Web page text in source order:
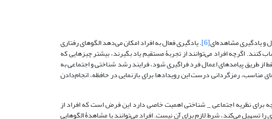
[6] . یادگیری فعال به افراد امکان می‌دهد الگوهای رفتاری
کنند. اگرچه افراد می‌توانند از تجربۀ مستقیم یاد بگیرند، بیشتر چیزهایی که
طریق پیامدهای اعمال فرد فراگیری شود، فرایند رشد شناختی و اجتماعی به
رمزگردانی درست این رویدادها برای بازنمایی در حافظه، انجام‌دادن
برای نظریه اجتماعی _ شناختی اهمیت خاصی دارد این فرض است که افراد از
تسهیل می‌کند، شرط لازم برای آن نیست. افراد می‌توانند با مشاهدۀ‌ الگوهایی